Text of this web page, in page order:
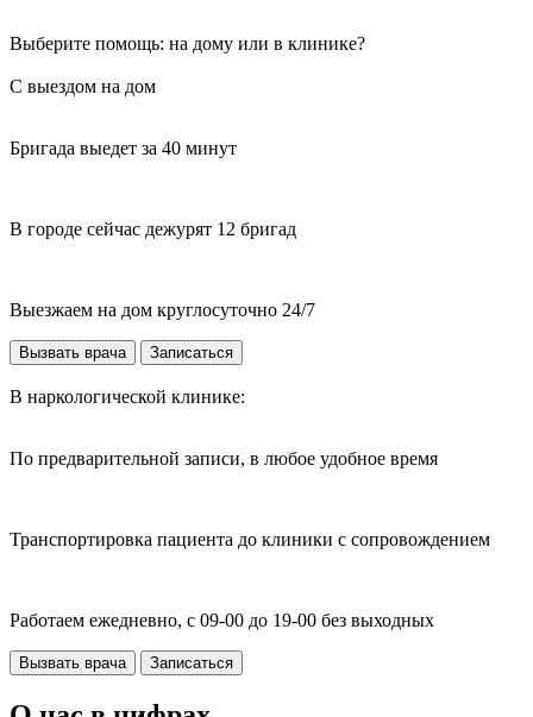
Выберите помощь: на дому или в клинике?
С выездом на дом
Бригада выедет за 40 минут
В городе сейчас дежурят 12 бригад
Выезжаем на дом круглосуточно 24/7
Вызвать врача Записаться
В наркологической клинике:
По предварительной записи, в любое удобное время
Транспортировка пациента до клиники с сопровождением
Работаем ежедневно, с 09-00 до 19-00 без выходных
Вызвать врача Записаться